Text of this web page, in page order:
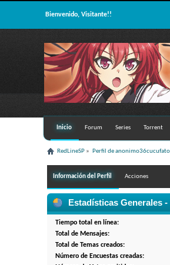
Bienvenido, Visitante!!
Inicio Forum Series Torrent
RedLineSP » Perfil de anonimo36cucufato
Información del Perfil Acciones
Estadísticas Generales
Tiempo total en línea:
Total de Mensajes:
Total de Temas creados:
Número de Encuestas creadas: